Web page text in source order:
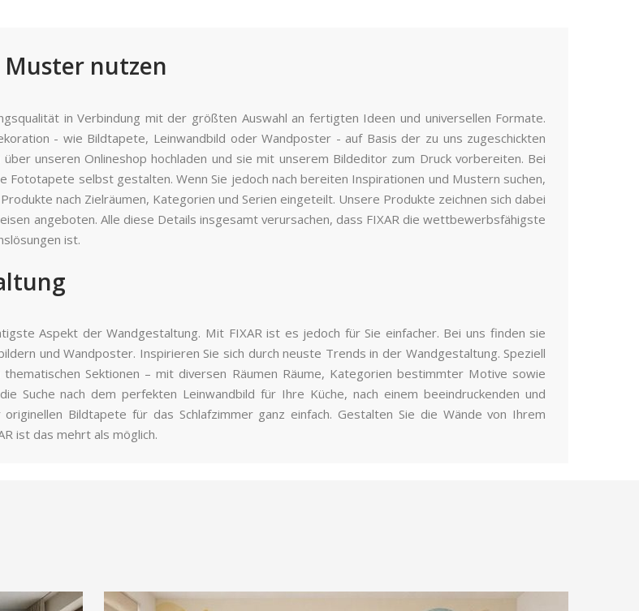
nutzen
in Verbindung mit der größten Auswahl an fertigten Ideen und universellen Formate.
- wie Bildtapete, Leinwandbild oder Wandposter - auf Basis der zu uns zugeschickten
unseren Onlineshop hochladen und sie mit unserem Bildeditor zum Druck vorbereiten. Bei
Fototapete selbst gestalten. Wenn Sie jedoch nach bereiten Inspirationen und Mustern suchen,
nach Zielräumen, Kategorien und Serien eingeteilt. Unsere Produkte zeichnen sich dabei
angeboten. Alle diese Details insgesamt verursachen, dass FIXAR die wettbewerbsfähigste
ist.
Aspekt der Wandgestaltung. Mit FIXAR ist es jedoch für Sie einfacher. Bei uns finden sie
und Wandposter. Inspirieren Sie sich durch neuste Trends in der Wandgestaltung. Speziell
Sektionen – mit diversen Räumen Räume, Kategorien bestimmter Motive sowie
Suche nach dem perfekten Leinwandbild für Ihre Küche, nach einem beeindruckenden und
Bildtapete für das Schlafzimmer ganz einfach. Gestalten Sie die Wände von Ihrem
ist das mehrt als möglich.